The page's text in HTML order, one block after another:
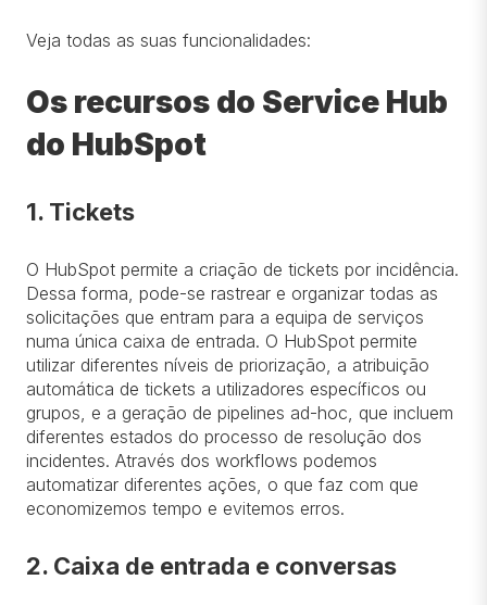
Veja todas as suas funcionalidades:
Os recursos do Service Hub
do HubSpot
1. Tickets
O HubSpot permite a criação de tickets por incidência.
Dessa forma, pode-se rastrear e organizar todas as
solicitações que entram para a equipa de serviços
numa única caixa de entrada. O HubSpot permite
utilizar diferentes níveis de priorização, a atribuição
automática de tickets a utilizadores específicos ou
grupos, e a geração de pipelines ad-hoc, que incluem
diferentes estados do processo de resolução dos
incidentes. Através dos workflows podemos
automatizar diferentes ações, o que faz com que
economizemos tempo e evitemos erros.
2. Caixa de entrada e conversas